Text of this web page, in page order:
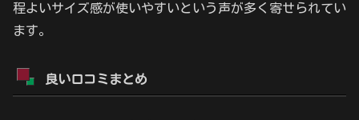
程よいサイズ感が使いやすいという声が多く寄せられてい
ます。
良い口コミまとめ